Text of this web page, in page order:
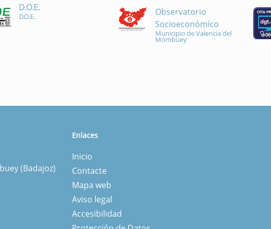
D.O.E.
D.O.E.
Observatorio
Socioeconómíco
Municipio de Valencia del
Mombuey
(Badajoz)
Enlaces
Inicio
Contacte
Mapa web
Aviso legal
Accesibilidad